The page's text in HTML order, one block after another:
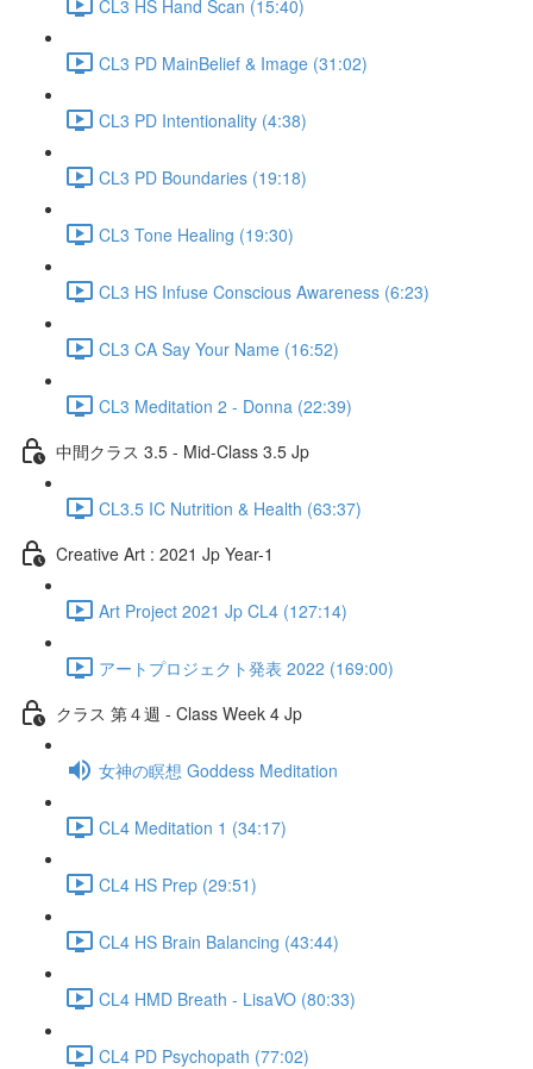
CL3 HS Hand Scan (15:40)
CL3 PD MainBelief & Image (31:02)
CL3 PD Intentionality (4:38)
CL3 PD Boundaries (19:18)
CL3 Tone Healing (19:30)
CL3 HS Infuse Conscious Awareness (6:23)
CL3 CA Say Your Name (16:52)
CL3 Meditation 2 - Donna (22:39)
中間クラス 3.5 - Mid-Class 3.5 Jp
CL3.5 IC Nutrition & Health (63:37)
Creative Art : 2021 Jp Year-1
Art Project 2021 Jp CL4 (127:14)
アートプロジェクト発表 2022 (169:00)
クラス 第４週 - Class Week 4 Jp
女神の瞑想 Goddess Meditation
CL4 Meditation 1 (34:17)
CL4 HS Prep (29:51)
CL4 HS Brain Balancing (43:44)
CL4 HMD Breath - LisaVO (80:33)
CL4 PD Psychopath (77:02)